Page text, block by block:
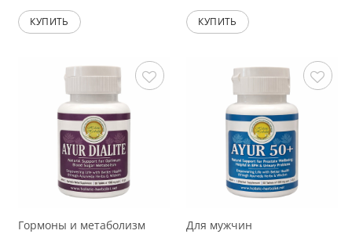
КУПИТЬ КУПИТЬ
Сохранить
Гормоны и метаболизм
Сохранить
Для мужчин